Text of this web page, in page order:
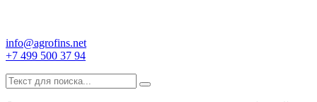
info@agrofins.net
+7 499 500 37 94